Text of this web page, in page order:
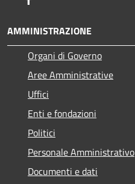
AMMINISTRAZIONE
Organi di Governo
Aree Amministrative
Uffici
Enti e fondazioni
Politici
Personale Amministrativo
Documenti e dati